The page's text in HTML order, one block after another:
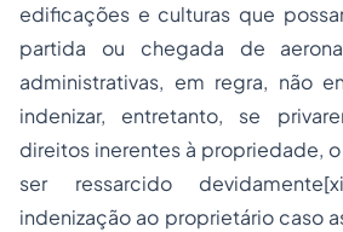
edificações e culturas que
partida ou chegada de
administrativas, em regra, não
indenizar, entretanto, se
direitos inerentes à propriedade,
ser ressarcido
indenização ao proprietário caso